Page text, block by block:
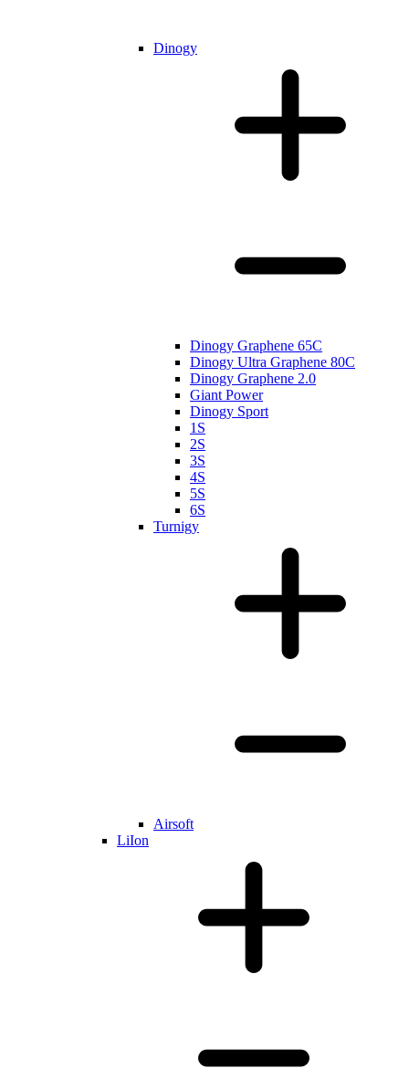
Dinogy
Dinogy Graphene 65C
Dinogy Ultra Graphene 80C
Dinogy Graphene 2.0
Giant Power
Dinogy Sport
1S
2S
3S
4S
5S
6S
Turnigy
Airsoft
LiIon